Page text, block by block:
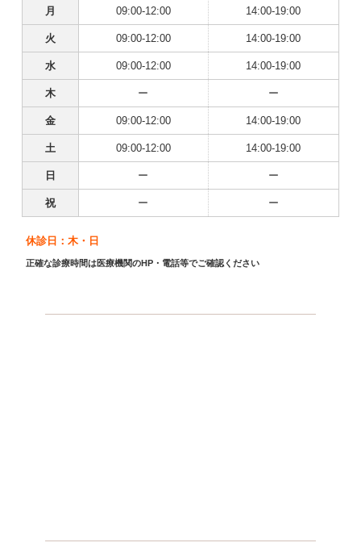
月 09:00-12:00 14:00-19:00
火 09:00-12:00 14:00-19:00
水 09:00-12:00 14:00-19:00
木 ー ー
金 09:00-12:00 14:00-19:00
土 09:00-12:00 14:00-19:00
日 ー ー
祝 ー ー
休診日：木・日
正確な診療時間は医療機関のHP・電話等でご確認ください